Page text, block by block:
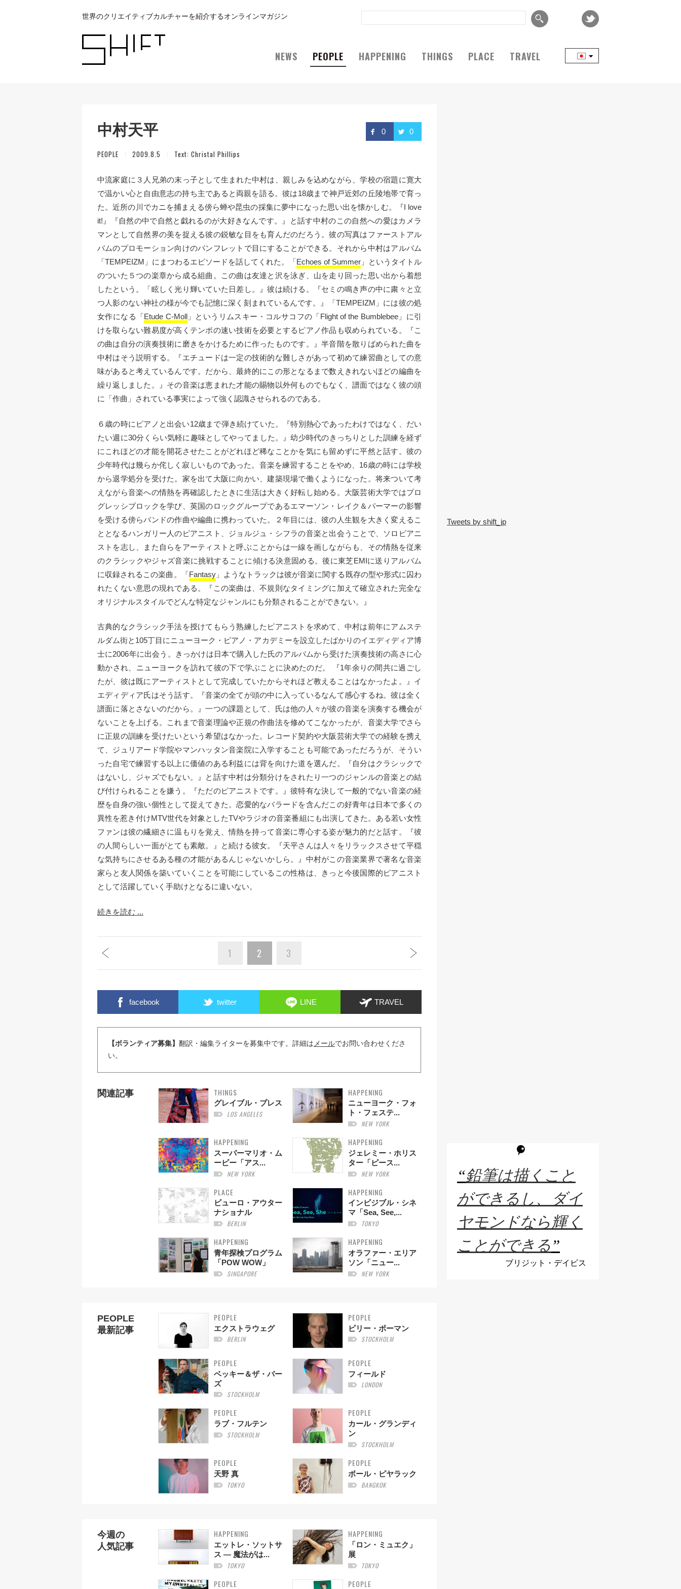
世界のクリエイティブカルチャーを紹介するオンラインマガジン
NEWS PEOPLE HAPPENING THINGS PLACE TRAVEL
0 0
中村天平
PEOPLE 2009.8.5 Text: Christal Phillips
中流家庭に３人兄弟の末っ子として生まれた中村は、親しみを込めながら、学校の宿題に寛大
で温かい心と自由意志の持ち主であると両親を語る。彼は18歳まで神戸近郊の丘陵地帯で育っ
た。近所の川でカニを捕まえる傍ら蝉や昆虫の採集に夢中になった思い出を懐かしむ。『I love
it!』『自然の中で自然と戯れるのが大好きなんです。』と話す中村のこの自然への愛はカメラ
マンとして自然界の美を捉える彼の鋭敏な目をも育んだのだろう。彼の写真はファーストアル
バムのプロモーション向けのパンフレットで目にすることができる。それから中村はアルバム
「TEMPEIZM」にまつわるエピソードを話してくれた。「Echoes of Summer 」というタイトル
のついた５つの楽章から成る組曲。この曲は友達と沢を泳ぎ、山を走り回った思い出から着想
したという。「眩しく光り輝いていた日差し。』彼は続ける。『セミの鳴き声の中に粛々と立
つ人影のない神社の様が今でも記憶に深く刻まれているんです。』「TEMPEIZM」には彼の処
女作になる「Etude C-Moll」というリムスキー・コルサコフの「Flight of the Bumblebee」に引
けを取らない難易度が高くテンポの速い技術を必要とするピアノ作品も収められている。『こ
の曲は自分の演奏技術に磨きをかけるために作ったものです。』半音階を散りばめられた曲を
中村はそう説明する。『エチュードは一定の技術的な難しさがあって初めて練習曲としての意
味があると考えているんです。だから、最終的にこの形となるまで数えきれないほどの編曲を
繰り返しました。』その音楽は恵まれた才能の賜物以外何ものでもなく、譜面ではなく彼の頭
に「作曲」されている事実によって強く認識させられるのである。
６歳の時にピアノと出会い12歳まで弾き続けていた。『特別熱心であったわけではなく、だい
たい週に30分くらい気軽に趣味としてやってました。』幼少時代のきっちりとした訓練を経ず
にこれほどの才能を開花させたことがどれほど稀なことかを気にも留めずに平然と話す。彼の
少年時代は幾らか侘しく寂しいものであった。音楽を練習することをやめ、16歳の時には学校
から退学処分を受けた。家を出て大阪に向かい、建築現場で働くようになった。将来ついて考
えながら音楽への情熱を再確認したときに生活は大きく好転し始める。大阪芸術大学ではプロ
グレッシブロックを学び、英国のロックグループであるエマーソン・レイク＆パーマーの影響
を受ける傍らバンドの作曲や編曲に携わっていた。２年目には、彼の人生観を大きく変えるこ
ととなるハンガリー人のピアニスト、ジョルジュ・シフラの音楽と出会うことで、ソロピアニ
ストを志し、また自らをアーティストと呼ぶことからは一線を画しながらも、その情熱を従来
のクラシックやジャズ音楽に挑戦することに傾ける決意固める。後に東芝EMIに送りアルバム
に収録されるこの楽曲。「Fantasy」ようなトラックは彼が音楽に関する既存の型や形式に囚わ
れたくない意思の現れである。『この楽曲は、不規則なタイミングに加えて確立された完全な
オリジナルスタイルでどんな特定なジャンルにも分類されることができない。』
古典的なクラシック手法を授けてもらう熟練したピアニストを求めて、中村は前年にアムステ
ルダム街と105丁目にニューヨーク・ピアノ・アカデミーを設立したばかりのイエディディア博
士に2006年に出会う。きっかけは日本で購入した氏のアルバムから受けた演奏技術の高さに心
動かされ、ニューヨークを訪れて彼の下で学ぶことに決めたのだ。 『1年余りの間共に過ごし
たが、彼は既にアーティストとして完成していたからそれほど教えることはなかったよ。』イ
エディディア氏はそう話す。『音楽の全てが頭の中に入っているなんて感心するね。彼は全く
譜面に落とさないのだから。』一つの課題として、氏は他の人々が彼の音楽を演奏する機会が
ないことを上げる。これまで音楽理論や正規の作曲法を修めてこなかったが、音楽大学でさら
に正規の訓練を受けたいという希望はなかった。レコード契約や大阪芸術大学での経験を携え
て、ジュリアード学院やマンハッタン音楽院に入学することも可能であっただろうが、そうい
った自宅で練習する以上に価値のある利益には背を向けた道を選んだ。『自分はクラシックで
はないし、ジャズでもない。』と話す中村は分類分けをされたり一つのジャンルの音楽との結
び付けられることを嫌う。『ただのピアニストです。』彼特有な決して一般的でない音楽の経
歴を自身の強い個性として捉えてきた。恋愛的なバラードを含んだこの好青年は日本で多くの
異性を惹き付けMTV世代を対象としたTVやラジオの音楽番組にも出演してきた。ある若い女性
ファンは彼の繊細さに温もりを覚え、情熱を持って音楽に専心する姿が魅力的だと話す。『彼
の人間らしい一面がとても素敵。』と続ける彼女。『天平さんは人々をリラックスさせて平穏
な気持ちにさせるある種の才能があるんじゃないかしら。』中村がこの音楽業界で著名な音楽
家らと友人関係を築いていくことを可能にしているこの性格は、きっと今後国際的ピアニスト
として活躍していく手助けとなるに違いない。
続きを読む ...
1 2 3
facebook twitter LINE TRAVEL
【ボランティア募集】 翻訳・編集ライターを募集中です。詳細は メールでお問い合わせくださ
い。
関連記事 THINGS
グレイブル・プレス
LOS ANGELES
HAPPENING
ニューヨーク・フォ
ト・フェステ...
NEW YORK
HAPPENING
スーパーマリオ・ム
ービー「アス...
NEW YORK
HAPPENING
ジェレミー・ホリス
ター「ピース...
NEW YORK
PLACE
ビューロ・アウター
ナショナル
BERLIN
HAPPENING
インビジブル・シネ
マ「Sea, See,...
TOKYO
HAPPENING
青年探検プログラム
「POW WOW」
SINGAPORE
HAPPENING
オラファー・エリア
ソン「ニュー...
NEW YORK
PEOPLE
最新記事
PEOPLE
エクストラウェグ
BERLIN
PEOPLE
ビリー・ボーマン
STOCKHOLM
PEOPLE
ベッキー＆ザ・バー
ズ
STOCKHOLM
PEOPLE
フィールド
LONDON
PEOPLE
ラブ・フルテン
STOCKHOLM
PEOPLE
カール・グランディ
ン
STOCKHOLM
PEOPLE
天野 真
TOKYO
PEOPLE
ボール・ピヤラック
BANGKOK
今週の
人気記事
HAPPENING
エットレ・ソットサ
ス — 魔法がは...
TOKYO
HAPPENING
「ロン・ミュエク」
展
TOKYO
PEOPLE PEOPLE
Tweets by shift_jp
“鉛筆は描くこと
ができるし、ダイ
ヤモンドなら輝く
ことができる ”
ブリジット・デイビス